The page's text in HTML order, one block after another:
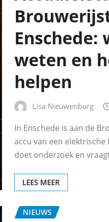
weten en
helpen
Lisa Nieuwenburg
In Enschede is aan de
accu van een
doet onderzoek en
LEES MEER
NIEUWS